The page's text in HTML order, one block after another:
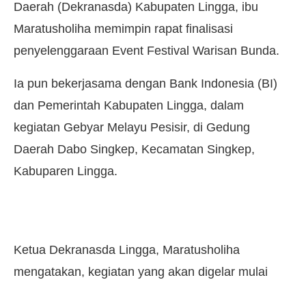
Daerah (Dekranasda) Kabupaten Lingga, ibu
Maratusholiha memimpin rapat finalisasi
penyelenggaraan Event Festival Warisan Bunda.
Ia pun bekerjasama dengan Bank Indonesia (BI)
dan Pemerintah Kabupaten Lingga, dalam
kegiatan Gebyar Melayu Pesisir, di Gedung
Daerah Dabo Singkep, Kecamatan Singkep,
Kabuparen Lingga.
Ketua Dekranasda Lingga, Maratusholiha
mengatakan, kegiatan yang akan digelar mulai